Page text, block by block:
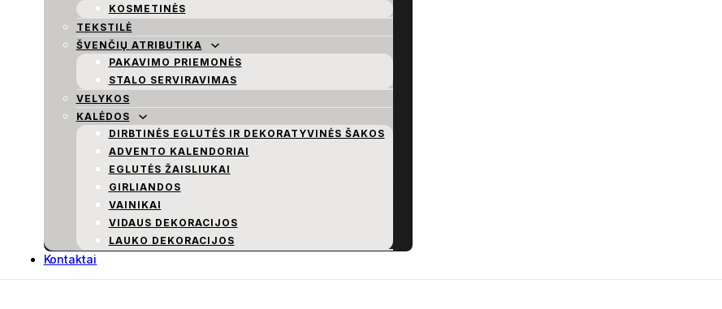
KOSMETINĖS
TEKSTILĖ
ŠVENČIŲ ATRIBUTIKA
PAKAVIMO PRIEMONĖS
STALO SERVIRAVIMAS
VELYKOS
KALĖDOS
DIRBTINĖS EGLUTĖS IR DEKORATYVINĖS ŠAKOS
ADVENTO KALENDORIAI
EGLUTĖS ŽAISLIUKAI
GIRLIANDOS
VAINIKAI
VIDAUS DEKORACIJOS
LAUKO DEKORACIJOS
Kontaktai